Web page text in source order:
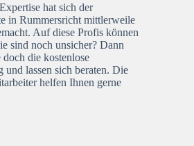
hat sich der
in Rummersricht mittlerweile
Auf diese Profis können
sind noch unsicher? Dann
die kostenlose
und lassen sich beraten. Die
helfen Ihnen gerne